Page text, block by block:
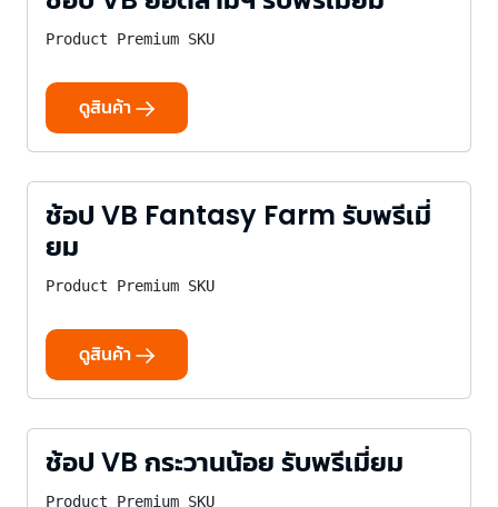
Product Premium SKU
ดูสินค้า
ช้อป VB Fantasy Farm รับพรีเมี่
ยม
Product Premium SKU
ดูสินค้า
ช้อป VB กระวานน้อย รับพรีเมี่ยม
Product Premium SKU